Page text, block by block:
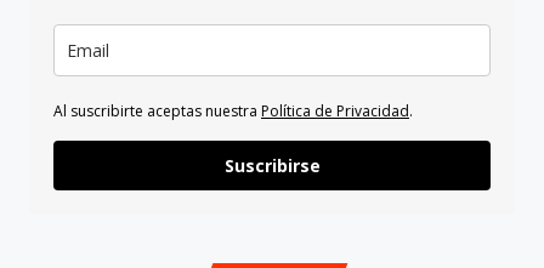
Al suscribirte aceptas nuestra Política de Privacidad.
Suscribirse